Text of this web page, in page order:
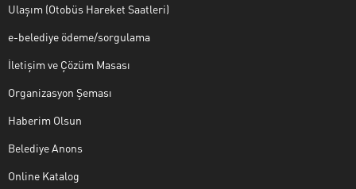
Ulaşım (Otobüs Hareket Saatleri)
e-belediye ödeme/sorgulama
İletişim ve Çözüm Masası
Organizasyon Şeması
Haberim Olsun
Belediye Anons
Online Katalog